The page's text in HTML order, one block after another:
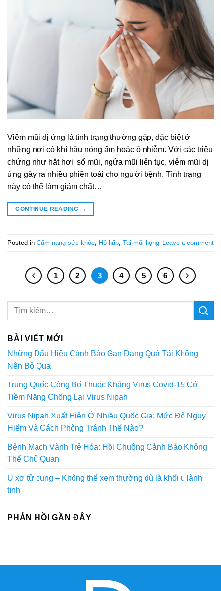
Viêm mũi dị ứng là tình trạng thường gặp, đặc biệt ở
những nơi có khí hậu nóng ẩm hoặc ô nhiễm. Với các triệu
chứng như hắt hơi, sổ mũi, ngứa mũi liên tục, viêm mũi dị
ứng gây ra nhiều phiền toái cho người bệnh. Tình trạng
này có thể làm giảm chất…
CONTINUE READING →
Posted in Cẩm nang sức khỏe Hô hấp Tai mũi họng Leave a comment
1 2 3 4 5 6
BÀI VIẾT MỚI
Những Dấu Hiệu Cảnh Báo Gan Đang Quá Tải Không
Nên Bỏ Qua
Trung Quốc Công Bố Thuốc Kháng Virus Covid-19 Có
Tiềm Năng Chống Lại Virus Nipah
Virus Nipah Xuất Hiện Ở Nhiều Quốc Gia: Mức Độ Nguy
Hiểm Và Cách Phòng Tránh Thế Nào?
Bệnh Mạch Vành Trẻ Hóa: Hồi Chuông Cảnh Báo Không
Thể Chủ Quan
U xơ tử cung – Không thể xem thường dù là khối u lành
tính
PHẢN HỒI GẦN ĐÂY